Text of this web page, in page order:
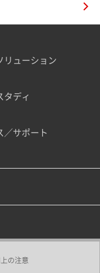
2021-11-15
2021-09-12
2021-07-27
リューション
タディ
／サポート
の注意